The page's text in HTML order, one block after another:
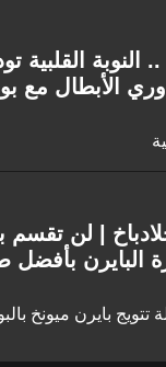
النوبة القلبية
الأبطال مع
| لن تقسم
بأفضل
بايرن ميونخ